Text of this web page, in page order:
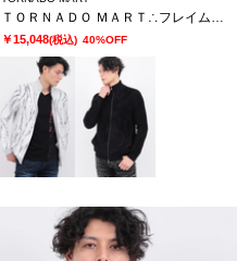
ＴＯＲＮＡＤＯ ＭＡＲＴ∴フレイムリンクスモールスタンドＺＩＰＫＮ
￥15,048(税込) 40%OFF